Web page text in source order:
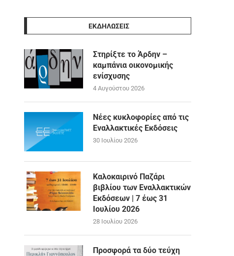
ΕΚΔΗΛΩΣΕΙΣ
Στηρίξτε το Άρδην –
καμπάνια οικονομικής
ενίσχυσης
4 Αυγούστου 2026
Νέες κυκλοφορίες από τις
Εναλλακτικές Εκδόσεις
30 Ιουλίου 2026
Καλοκαιρινό Παζάρι
βιβλίου των Εναλλακτικών
Εκδόσεων | 7 έως 31
Ιουλίου 2026
28 Ιουλίου 2026
Προσφορά τα δύο τεύχη